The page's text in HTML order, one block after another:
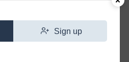
Sign up